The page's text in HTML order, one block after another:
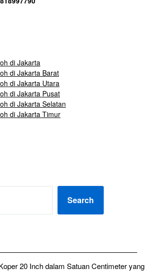
di Jakarta
di Jakarta Barat
di Jakarta Utara
di Jakarta Pusat
di Jakarta Selatan
di Jakarta Timur
Search
20 Inch dalam Satuan Centimeter yang